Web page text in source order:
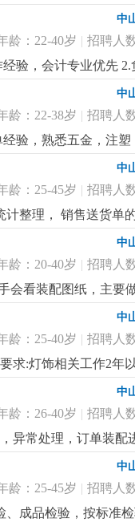
以上，口齿伶俐，
中
龄：22-40岁 | 招聘人
验，会计专业优先
或相关部门处理其
照明成本核算经验
中
龄：22-38岁 | 招聘人
验，熟悉五金，注
护，异常处理能力，
软件操作，4.工作认
中
龄：25-45岁 | 招聘人
整理， 销售送货单
中
龄：20-40岁 | 招聘人
会看装配图纸，主要
中
龄：25-40岁 | 招聘人
求:灯饰相关工作2年
中
龄：26-40岁 | 招聘人
异常处理，订单装配
中
龄：25-45岁 | 招聘人
、成品检验，按标准